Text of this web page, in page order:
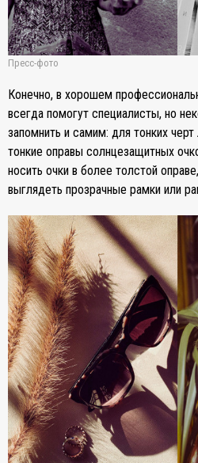
Пресс-фото
Конечно, в хорошем
всегда помогут специалисты, но
запомнить и самим: для тонких
тонкие оправы солнцезащитных
носить очки в более толстой
выглядеть прозрачные рамки или